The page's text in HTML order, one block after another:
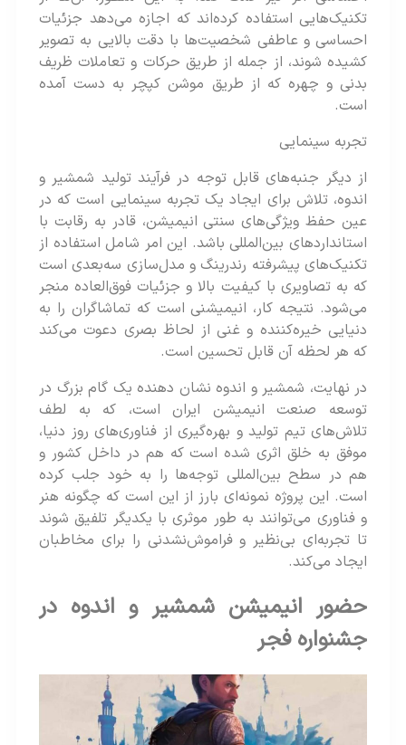
تکنیک‌هایی استفاده کرده‌‌اند که اجازه می‌دهد جزئیات
احساسی و عاطفی شخصیت‌ها با دقت بالایی به تصویر
کشیده شوند، از جمله از طریق حرکات و تعاملات ظریف
بدنی و چهره که از طریق موشن کپچر به دست آمده
تجربه سینمایی
از دیگر جنبه‌های قابل توجه در فرآیند تولید شمشیر و
اندوه، تلاش برای ایجاد یک تجربه سینمایی است که در
عین حفظ ویژگی‌های سنتی انیمیشن، قادر به رقابت با
استانداردهای بین‌المللی باشد. این امر شامل استفاده از
تکنیک‌های پیشرفته رندرینگ و مدل‌سازی سه‌بعدی است
که به تصاویری با کیفیت بالا و جزئیات فوق‌العاده منجر
می‌شود. نتیجه کار، انیمیشنی است که تماشاگران را به
دنیایی خیره‌کننده و غنی از لحاظ بصری دعوت می‌کند
که هر لحظه آن قابل تحسین است​​.
در نهایت، شمشیر و اندوه نشان دهنده یک گام بزرگ در
توسعه صنعت انیمیشن ایران است، که به لطف
تلاش‌های تیم تولید و بهره‌گیری از فناوری‌های روز دنیا،
موفق به خلق اثری شده‌ است که هم در داخل کشور و
هم در سطح بین‌المللی توجه‌ها را به خود جلب کرده‌
است. این پروژه نمونه‌ای بارز از این است که چگونه هنر
و فناوری می‌توانند به طور موثری با یکدیگر تلفیق شوند
تا تجربه‌ای بی‌نظیر و فراموش‌نشدنی را برای مخاطبان
ایجاد می‌کند.
حضور انیمیشن شمشیر و اندوه در
جشنواره فجر